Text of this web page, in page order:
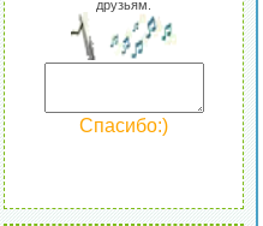
друзьям.
Спасибо:)